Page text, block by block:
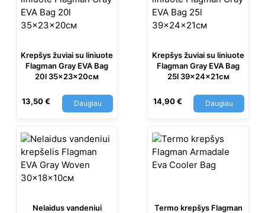
Krepšys žuviai su liniuote
Flagman Gray EVA Bag
20l 35x23x20см
13,50€ Daugiau
Krepšys žuviai su liniuote
Flagman Gray EVA Bag
25l 39x24x21см
14,90€ Daugiau
Nelaidus vandeniui
Termo krepšys Flagman